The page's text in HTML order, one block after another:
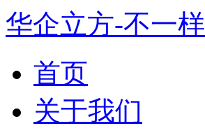
华企立方-不一
首页
关于我们